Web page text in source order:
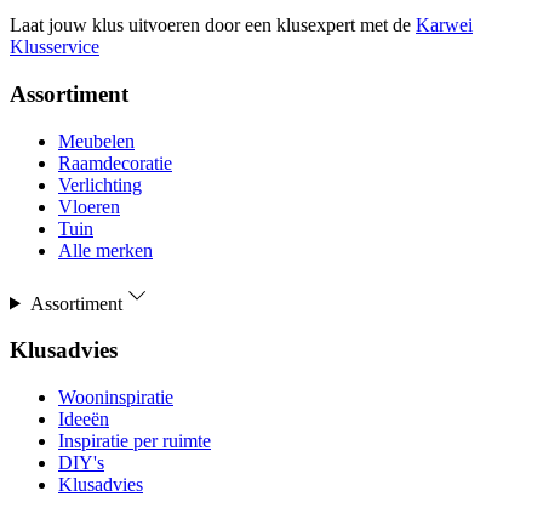
Laat jouw klus uitvoeren door een klusexpert met de Karwei
Klusservice
Assortiment
Meubelen
Raamdecoratie
Verlichting
Vloeren
Tuin
Alle merken
Assortiment
Klusadvies
Wooninspiratie
Ideeën
Inspiratie per ruimte
DIY's
Klusadvies